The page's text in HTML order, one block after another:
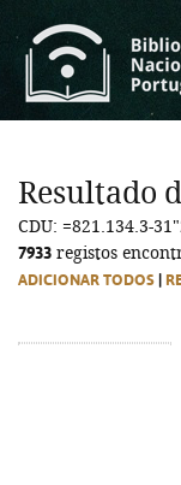
Resultado
CDU: =821.134.3-
7933 registos
ADICIONAR TODOS